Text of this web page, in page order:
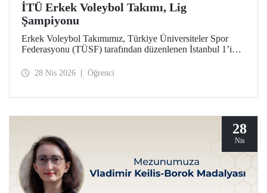
İTÜ Erkek Voleybol Takımı, Lig
Şampiyonu
Erkek Voleybol Takımımız, Türkiye Üniversiteler Spor
Federasyonu (TÜSF) tarafından düzenlenen İstanbul 1’inci
28 Nis 2026 Öğrenci
28
Nis